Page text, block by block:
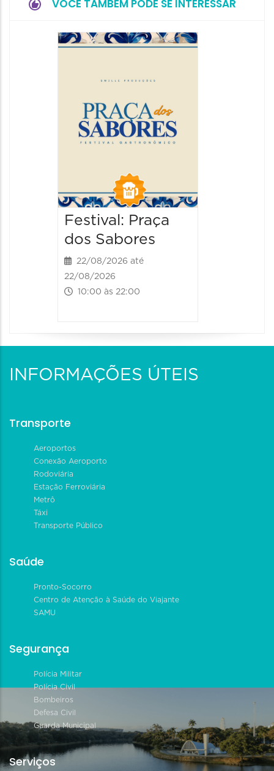
VOCÊ TAMBÉM PODE SE INTERESSAR
Festival: Praça
dos Sabores
22/08/2026 até
22/08/2026
10:00 às 22:00
INFORMAÇÕES ÚTEIS
Transporte
Aeroportos
Conexão Aeroporto
Rodoviária
Estação Ferroviária
Metrô
Táxi
Transporte Público
Saúde
Pronto-Socorro
Centro de Atenção à Saúde do Viajante
SAMU
Segurança
Polícia Militar
Polícia Civil
Bombeiros
Defesa Civil
Guarda Municipal
Serviços